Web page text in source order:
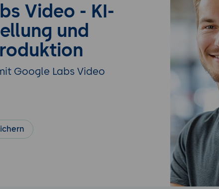
Video - KI-
und
Google Labs Video